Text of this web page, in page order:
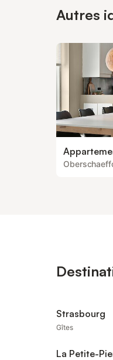
Autres
Strasbourg
Gîtes
La Petite-